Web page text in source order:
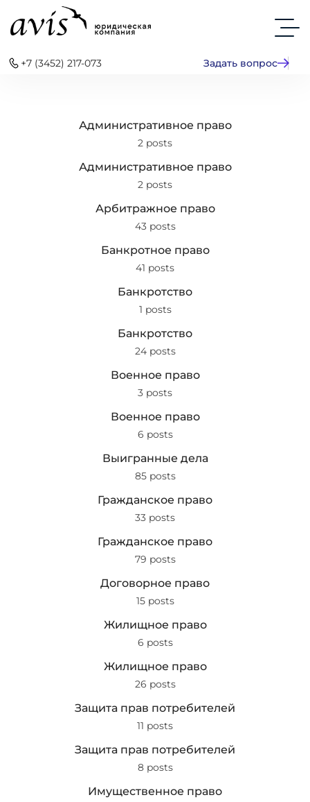
+7 (3452) 217-073 Задать вопрос
Административное право
2 posts
Административное право
2 posts
Арбитражное право
43 posts
Банкротное право
41 posts
Банкротство
1 posts
Банкротство
24 posts
Военное право
3 posts
Военное право
6 posts
Выигранные дела
85 posts
Гражданское право
33 posts
Гражданское право
79 posts
Договорное право
15 posts
Жилищное право
6 posts
Жилищное право
26 posts
Защита прав потребителей
11 posts
Защита прав потребителей
8 posts
Имущественное право